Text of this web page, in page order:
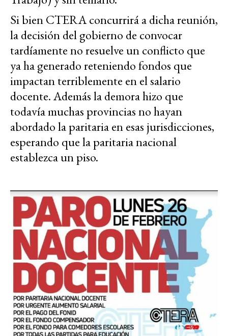
Si bien CTERA concurrirá a dicha reunión,
la decisión del gobierno de convocar
tardíamente no resuelve un conflicto que
ya ha generado reteniendo fondos que
impactan terriblemente en el salario
docente. Además la demora hizo que
todavía muchas provincias no hayan
abordado la paritaria en esas jurisdicciones,
esperando que la paritaria nacional
establezca un piso.